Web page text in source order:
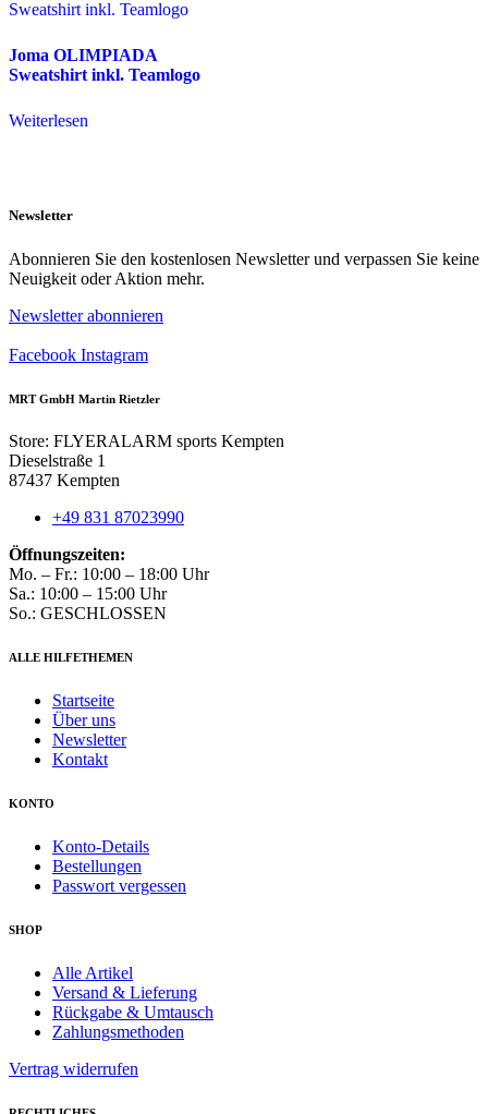
Joma OLIMPIADA
Sweatshirt inkl. Teamlogo
Weiterlesen
Newsletter
Abonnieren Sie den kostenlosen Newsletter und verpassen Sie keine
Neuigkeit oder Aktion mehr.
Newsletter abonnieren
Facebook Instagram
MRT GmbH Martin Rietzler
Store: FLYERALARM sports Kempten
Dieselstraße 1
87437 Kempten
+49 831 87023990
Öffnungszeiten:
Mo. – Fr.: 10:00 – 18:00 Uhr
Sa.: 10:00 – 15:00 Uhr
So.: GESCHLOSSEN
ALLE HILFETHEMEN
Startseite
Über uns
Newsletter
Kontakt
KONTO
Konto-Details
Bestellungen
Passwort vergessen
SHOP
Alle Artikel
Versand & Lieferung
Rückgabe & Umtausch
Zahlungsmethoden
Vertrag widerrufen